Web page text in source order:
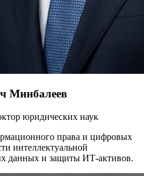
Минбалеев
юридических наук
права и цифровых
интеллектуальной
данных и защиты ИТ-активов.